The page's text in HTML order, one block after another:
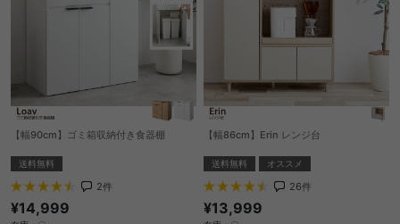
【幅90cm】ゴミ箱収納付き食器棚
送料無料
2件
¥14,999
【幅86cm】Erin レンジ台
送料無料 オススメ
26件
¥13,999